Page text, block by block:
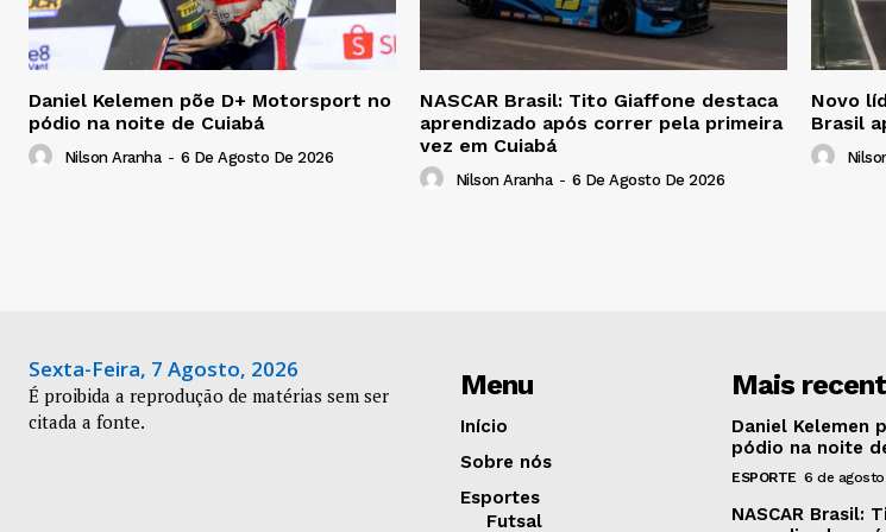
Daniel Kelemen põe D+ Motorsport no
pódio na noite de Cuiabá
Nilson Aranha - 6 De Agosto De 2026
NASCAR Brasil: Tito Giaffone destaca
aprendizado após correr pela primeira
vez em Cuiabá
Nilson Aranha - 6 De Agosto De 2026
Novo
Brasil
Sexta-Feira, 7 Agosto, 2026
É proibida a reprodução de matérias sem ser
citada a fonte.
Menu
Início
Sobre nós
Esportes
Futsal
Mais
Daniel Kelemen
pódio na noite
ESPORTE 6 de
NASCAR Brasil: